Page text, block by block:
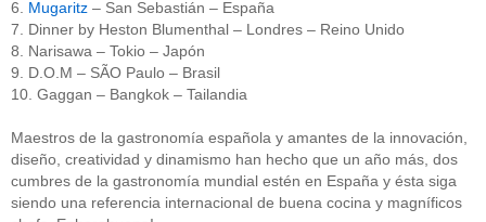
6. Mugaritz – San Sebastián – España
7. Dinner by Heston Blumenthal – Londres – Reino Unido
8. Narisawa – Tokio – Japón
9. D.O.M – SÃO Paulo – Brasil
10. Gaggan – Bangkok – Tailandia
Maestros de la gastronomía española y amantes de la innovación,
diseño, creatividad y dinamismo han hecho que un año más, dos
cumbres de la gastronomía mundial estén en España y ésta siga
siendo una referencia internacional de buena cocina y magníficos